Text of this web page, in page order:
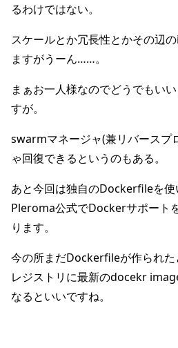
るわけではない。
スケールとか冗長性とかその辺
ますがうーん……。
まぁお一人様なのでどうでもい
すが。
swarmマネージャ(兼リバースプ
ゃ回復できるというのもある。
あと今回は独自のDockerfileを使
Pleroma公式でDockerサポート
ります。
今の所まだDockerfileが作られ
レジストリに最新のdocekr
なるといいですね。